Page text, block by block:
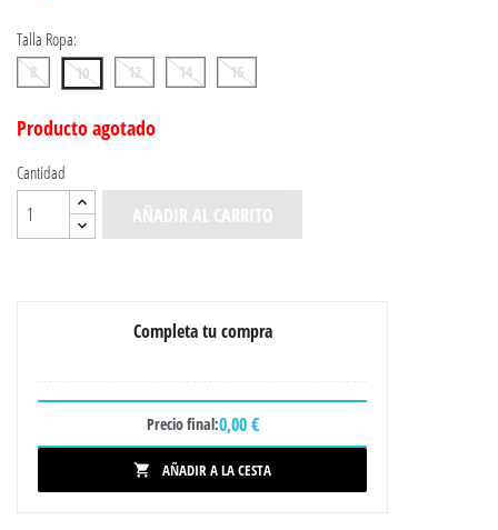
Talla Ropa:
8 10 12 14 16
Producto agotado
Cantidad
AÑADIR AL CARRITO
Completa tu compra
Precio final:0,00 €
 AÑADIR A LA CESTA